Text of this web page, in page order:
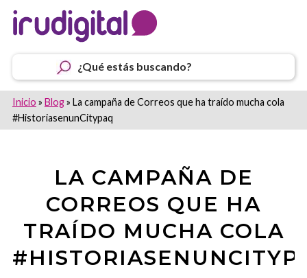
¿Qué estás buscando?
Inicio » Blog» La campaña de Correos que ha traído mucha cola
#HistoriasenunCitypaq
LA CAMPAÑA DE
CORREOS QUE HA
TRAÍDO MUCHA COLA